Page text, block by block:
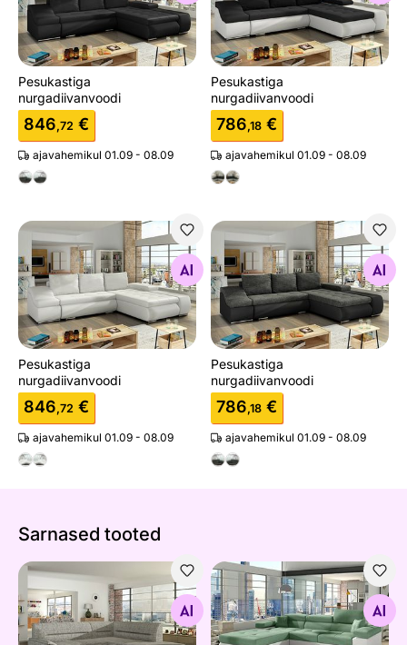
Pesukastiga
nurgadiivanvoodi
846,72 €
ajavahemikul 01.09 - 08.09
Pesukastiga
nurgadiivanvoodi
786,18 €
ajavahemikul 01.09 - 08.09
Pesukastiga nurgadiivanvoodi
Otsi sarnaseid
Pesukastiga
nurgadiivanvoodi
846,72 €
ajavahemikul 01.09 - 08.09
Pesukastiga
Otsi sarnaseid
Pesukastiga
nurgadiivanvoodi
786,18 €
ajavahemikul 01.09 - 08.09
Sarnased tooted
Pesukastiga nurgadiivanvoodi
Otsi sarnaseid
Pesukastiga
Otsi sarnaseid